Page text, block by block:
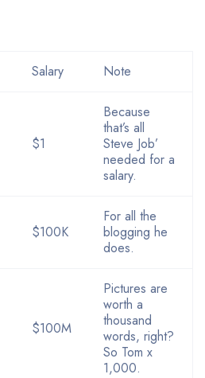
Salary Note
$1
Because
that’s all
Steve Job’
needed for a
salary.
$100K
For all the
blogging he
does.
$100M
Pictures are
worth a
thousand
words, right?
So Tom x
1,000.